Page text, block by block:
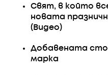
Свят, в който
новата
(Видео)
Добавената
марка